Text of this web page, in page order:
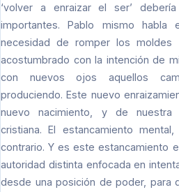
‘volver a enraizar el ser’
importantes. Pablo mismo habla
necesidad de romper los
acostumbrado con la intención de
con nuevos ojos aquellos
produciendo. Este nuevo
nuevo nacimiento, y de nuestra
cristiana. El estancamiento
contrario. Y es este estancamiento
autoridad distinta enfocada en
desde una posición de poder, para